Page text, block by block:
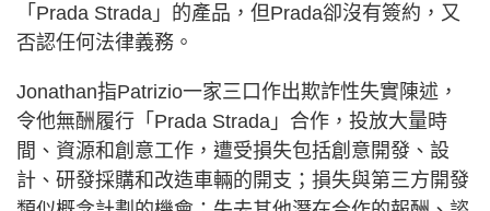
「Prada Strada」的產品，但Prada卻沒有簽約，又
否認任何法律義務。
Jonathan指Patrizio一家三口作出欺詐性失實陳述，
令他無酬履行「Prada Strada」合作，投放大量時
間、資源和創意工作，遭受損失包括創意開發、設
計、研發採購和改造車輛的開支；損失與第三方開發